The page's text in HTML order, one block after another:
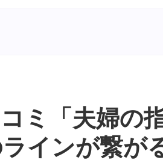
ミ「夫婦の
インが繋が